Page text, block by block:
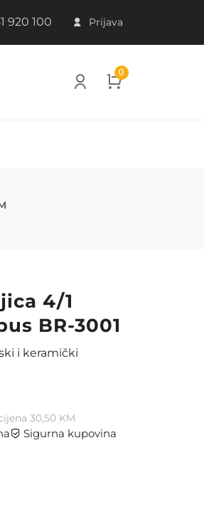
920 100 Prijava
0
I
4/1
BR-3001
i keramički
30,50 KM
Sigurna kupovina